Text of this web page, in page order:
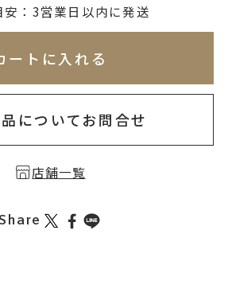
いて)※必ず選択ください
安：3営業日以内に発送
ートに入れる
についてお問合せ
店舗一覧
Share